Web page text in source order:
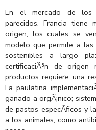
En el mercado de los
parecidos. Francia tiene
origen, los cuales se
modelo que permite a las
sostenibles a largo
certificaciÃ³n de
productos requiere una
La paulatina
ganado a orgÃ¡nico;
de pastos especÃ­ficos y
a los animales, como